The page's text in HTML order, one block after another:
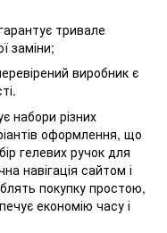
тривале
заміни;
виробник є
набори різних
оформлення, що
гелевих ручок для
навігація сайтом і
покупку простою,
економію часу і